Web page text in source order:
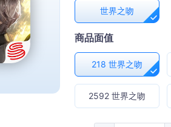
世界之吻
商品面值
218 世界之吻
2592 世界之吻